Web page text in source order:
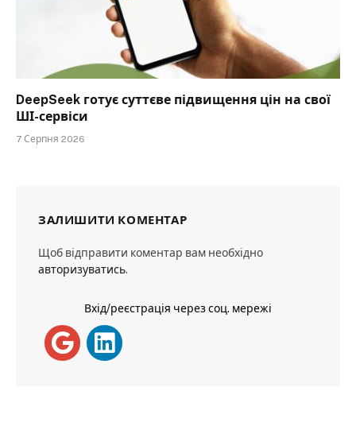
DeepSeek готує суттєве підвищення цін на свої
ШІ-сервіси
7 Серпня 2026
ЗАЛИШИТИ КОМЕНТАР
Щоб відправити коментар вам необхідно
авторизуватись.
Вхід/реєстрація через соц. мережі